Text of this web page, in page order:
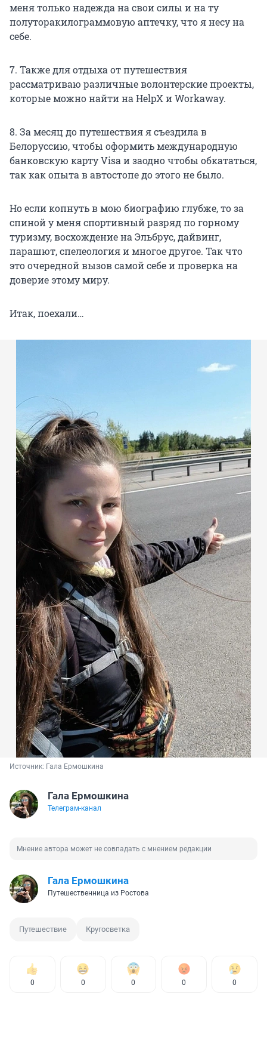
меня только надежда на свои силы и на ту
полуторакилограммовую аптечку, что я несу на
себе.
7. Также для отдыха от путешествия
рассматриваю различные волонтерские проекты,
которые можно найти на HelpX и Workaway.
8. За месяц до путешествия я съездила в
Белоруссию, чтобы оформить международную
банковскую карту Visa и заодно чтобы обкататься,
так как опыта в автостопе до этого не было.
Но если копнуть в мою биографию глубже, то за
спиной у меня спортивный разряд по горному
туризму, восхождение на Эльбрус, дайвинг,
парашют, спелеология и многое другое. Так что
это очередной вызов самой себе и проверка на
доверие этому миру.
Итак, поехали…
Источник: Гала Ермошкина
Гала Ермошкина
Телеграм-канал
Мнение автора может не совпадать с мнением редакции
Гала Ермошкина
Путешественница из Ростова
Путешествие Кругосветка
0 0 0 0 0